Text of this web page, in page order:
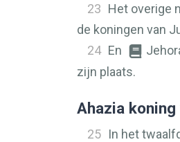
23 Het overige
de koningen van
24 En
zijn plaats.
Ahazia koning
25 In het